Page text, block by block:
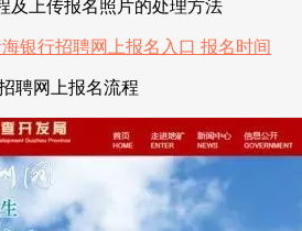
及上传报名照片的处理方法
聘网上报名流程